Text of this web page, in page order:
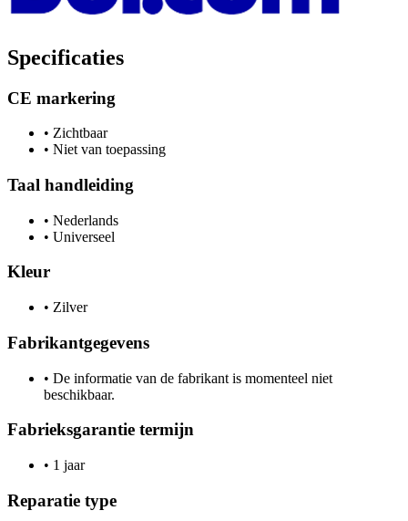
Specificaties
CE markering
• Zichtbaar
• Niet van toepassing
Taal handleiding
• Nederlands
• Universeel
Kleur
• Zilver
Fabrikantgegevens
• De informatie van de fabrikant is momenteel niet
beschikbaar.
Fabrieksgarantie termijn
• 1 jaar
Reparatie type